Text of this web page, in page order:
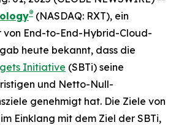
® (NASDAQ: RXT), ein
von End-to-End-Hybrid-Cloud-
heute bekannt, dass die
Initiative (SBTi) seine
und Netto-Null-
genehmigt hat. Die Ziele von
Einklang mit dem Ziel der SBTi,